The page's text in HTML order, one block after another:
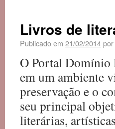
Livros de
Publicado em 21/02/2014por
O Portal Domínio
em um ambiente
preservação e o
seu principal
literárias,